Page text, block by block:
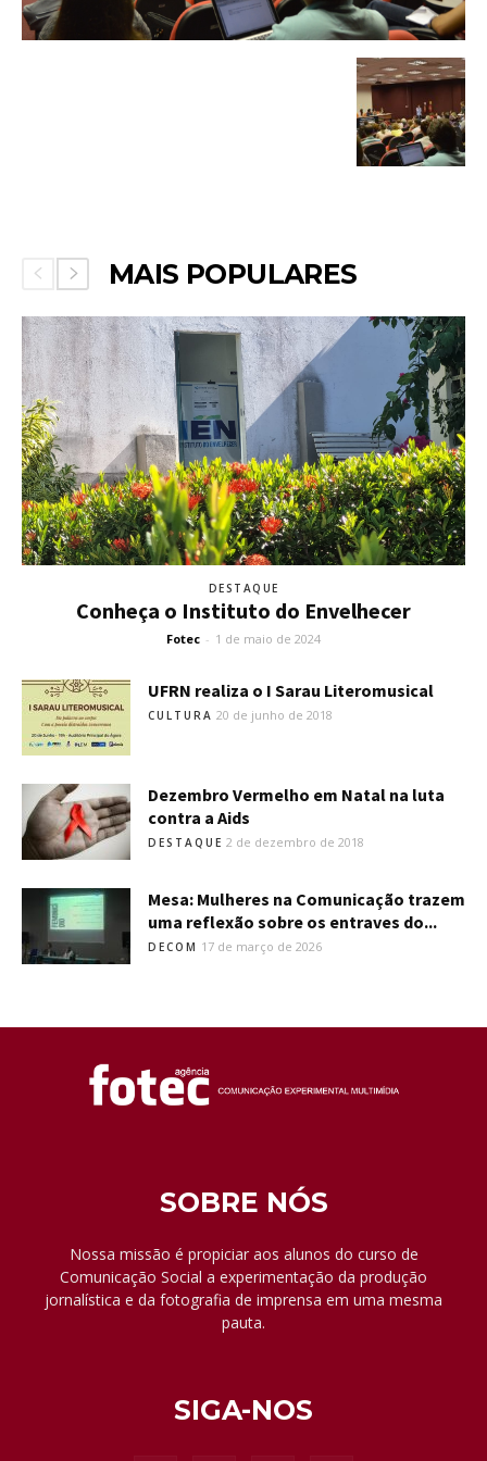
MAIS POPULARES
DESTAQUE
Conheça o Instituto do Envelhecer
Fotec - 1 de maio de 2024
UFRN realiza o I Sarau Literomusical
CULTURA 20 de junho de 2018
Dezembro Vermelho em Natal na luta
contra a Aids
DESTAQUE 2 de dezembro de 2018
Mesa: Mulheres na Comunicação trazem
uma reflexão sobre os entraves do...
DECOM 17 de março de 2026
SOBRE NÓS
Nossa missão é propiciar aos alunos do curso de
Comunicação Social a experimentação da produção
jornalística e da fotografia de imprensa em uma mesma
pauta.
SIGA-NOS